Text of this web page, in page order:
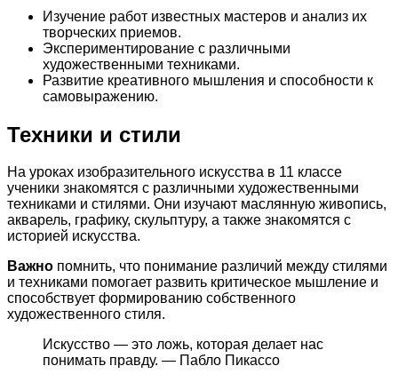
Изучение работ известных мастеров и анализ их
творческих приемов.
Экспериментирование с различными
художественными техниками.
Развитие креативного мышления и способности к
самовыражению.
Техники и стили
На уроках изобразительного искусства в 11 классе
ученики знакомятся с различными художественными
техниками и стилями. Они изучают маслянную живопись,
акварель, графику, скульптуру, а также знакомятся с
историей искусства.
Важно помнить, что понимание различий между стилями
и техниками помогает развить критическое мышление и
способствует формированию собственного
художественного стиля.
Искусство — это ложь, которая делает нас
понимать правду. — Пабло Пикассо